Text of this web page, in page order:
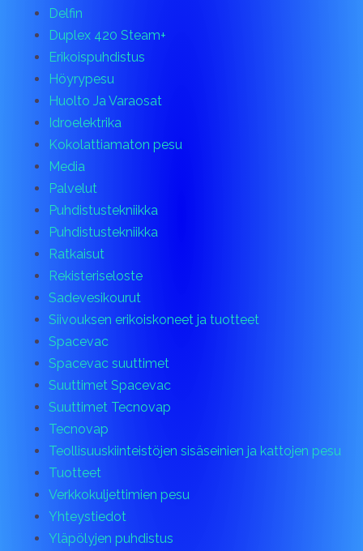
Delfin
Duplex 420 Steam+
Erikoispuhdistus
Höyrypesu
Huolto Ja Varaosat
Idroelektrika
Kokolattiamaton pesu
Media
Palvelut
Puhdistustekniikka
Puhdistustekniikka
Ratkaisut
Rekisteriseloste
Sadevesikourut
Siivouksen erikoiskoneet ja tuotteet
Spacevac
Spacevac suuttimet
Suuttimet Spacevac
Suuttimet Tecnovap
Tecnovap
Teollisuuskiinteistöjen sisäseinien ja kattojen pesu
Tuotteet
Verkkokuljettimien pesu
Yhteystiedot
Yläpölyjen puhdistus